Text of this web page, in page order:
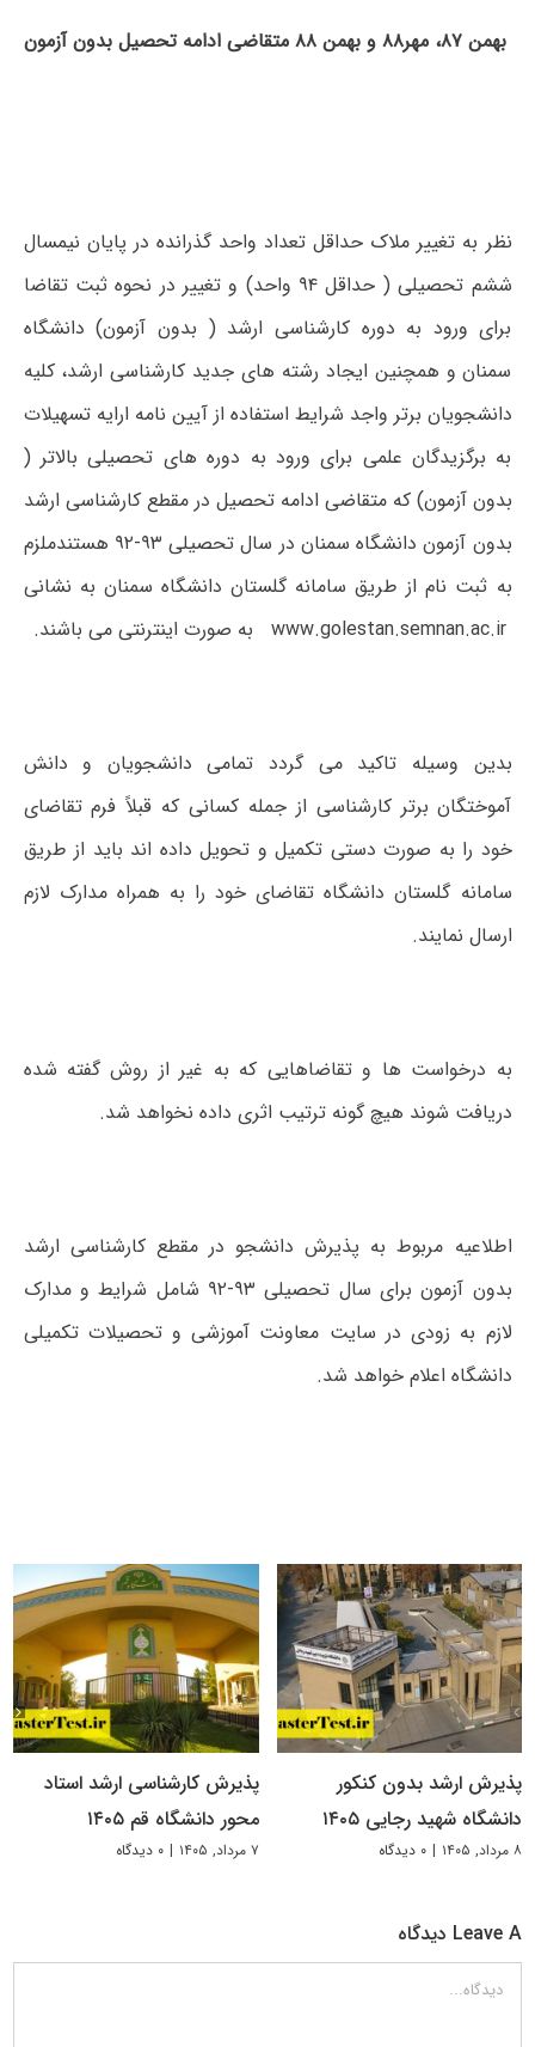
بهمن ۸۷، مهر۸۸ و بهمن ۸۸ متقاضی ادامه تحصیل بدون آزمون
نظر به تغییر ملاک حداقل تعداد واحد گذرانده در پایان نیمسال
ششم تحصیلی ( حداقل ۹۴ واحد) و تغییر در نحوه ثبت تقاضا
برای ورود به دوره کارشناسی ارشد ( بدون آزمون) دانشگاه
سمنان و همچنین ایجاد رشته های جدید کارشناسی ارشد، کلیه
دانشجویان برتر واجد شرایط استفاده از آیین نامه ارایه تسهیلات
به برگزیدگان علمی برای ورود به دوره های تحصیلی بالاتر (
بدون آزمون) که متقاضی ادامه تحصیل در مقطع کارشناسی ارشد
بدون آزمون دانشگاه سمنان در سال تحصیلی ۹۳-۹۲ هستندملزم
به ثبت نام از طریق سامانه گلستان دانشگاه سمنان به نشانی
www.golestan.semnan.ac.ir به صورت اینترنتی می باشند.
بدین وسیله تاکید می گردد تمامی دانشجویان و دانش
آموختگان برتر کارشناسی از جمله کسانی که قبلاً فرم تقاضای
خود را به صورت دستی تکمیل و تحویل داده اند باید از طریق
سامانه گلستان دانشگاه تقاضای خود را به همراه مدارک لازم
ارسال نمایند.
به درخواست ها و تقاضاهایی که به غیر از روش گفته شده
دریافت شوند هیچ گونه ترتیب اثری داده نخواهد شد.
اطلاعیه مربوط به پذیرش دانشجو در مقطع کارشناسی ارشد
بدون آزمون برای سال تحصیلی ۹۳-۹۲ شامل شرایط و مدارک
لازم به زودی در سایت معاونت آموزشی و تحصیلات تکمیلی
دانشگاه اعلام خواهد شد.
پذیرش ارشد بدون کنکور
دانشگاه شهید رجایی ۱۴۰۵
۸ مرداد, ۱۴۰۵ | ۰ دیدگاه
پذیرش کارشناسی ارشد استاد
محور دانشگاه قم ۱۴۰۵
۷ مرداد, ۱۴۰۵ | ۰ دیدگاه
Leave A دیدگاه
دیدگاه